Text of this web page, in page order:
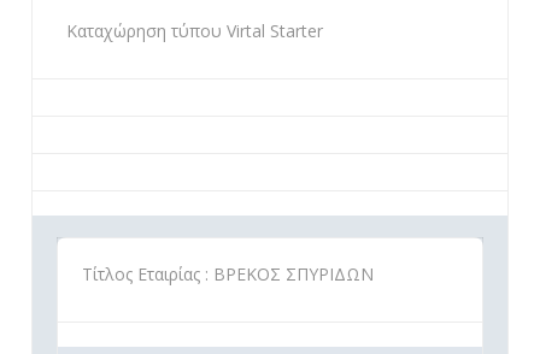
Καταχώρηση τύπου Virtal Starter
Τίτλος Εταιρίας : ΒΡΕΚΟΣ ΣΠΥΡΙΔΩΝ